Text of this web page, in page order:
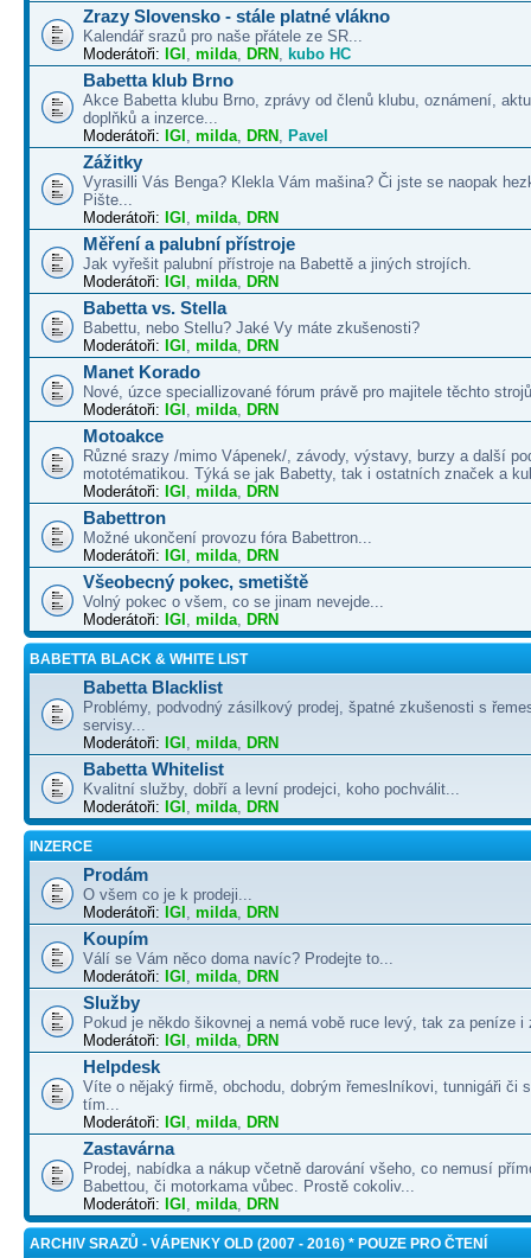
Zrazy Slovensko - stále platné vlákno
Kalendář srazů pro naše přátele ze SR...
Moderátoři: IGI , milda, DRN , kubo HC
Babetta klub Brno
Akce Babetta klubu Brno, zprávy od členů klubu, oznámení,
doplňků a inzerce...
Moderátoři: IGI , milda, DRN , Pavel
Zážitky
Vyrasilli Vás Benga? Klekla Vám mašina? Či jste se naopak
Pište...
Moderátoři: IGI , milda, DRN
Měření a palubní přístroje
Jak vyřešit palubní přístroje na Babettě a jiných strojích.
Moderátoři: IGI , milda, DRN
Babetta vs. Stella
Babettu, nebo Stellu? Jaké Vy máte zkušenosti?
Moderátoři: IGI , milda, DRN
Manet Korado
Nové, úzce speciallizované fórum právě pro majitele těchto
Moderátoři: IGI , milda, DRN
Motoakce
Různé srazy /mimo Vápenek/, závody, výstavy, burzy a další
mototématikou. Týká se jak Babetty, tak i ostatních značek a
Moderátoři: IGI , milda, DRN
Babettron
Možné ukončení provozu fóra Babettron...
Moderátoři: IGI , milda, DRN
Všeobecný pokec, smetiště
Volný pokec o všem, co se jinam nevejde...
Moderátoři: IGI , milda, DRN
BABETTA BLACK & WHITE LIST
Babetta Blacklist
Problémy, podvodný zásilkový prodej, špatné zkušenosti s
servisy...
Moderátoři: IGI , milda, DRN
Babetta Whitelist
Kvalitní služby, dobří a levní prodejci, koho pochválit...
Moderátoři: IGI , milda, DRN
INZERCE
Prodám
O všem co je k prodeji...
Moderátoři: IGI , milda, DRN
Koupím
Válí se Vám něco doma navíc? Prodejte to...
Moderátoři: IGI , milda, DRN
Služby
Pokud je někdo šikovnej a nemá vobě ruce levý, tak za peníze i
Moderátoři: IGI , milda, DRN
Helpdesk
Víte o nějaký firmě, obchodu, dobrým řemeslníkovi, tunnigáři či
tím...
Moderátoři: IGI , milda, DRN
Zastavárna
Prodej, nabídka a nákup včetně darování všeho, co nemusí
Babettou, či motorkama vůbec. Prostě cokoliv...
Moderátoři: IGI , milda, DRN
ARCHIV SRAZŮ - VÁPENKY OLD (2007 - 2016) * POUZE PRO ČTENÍ